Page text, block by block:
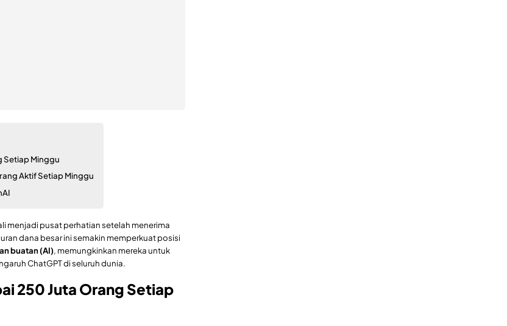
Setiap Minggu
Aktif Setiap Minggu
menjadi pusat perhatian setelah menerima
dana besar ini semakin memperkuat posisi
buatan (AI), memungkinkan mereka untuk
ChatGPT di seluruh dunia.
250 Juta Orang Setiap